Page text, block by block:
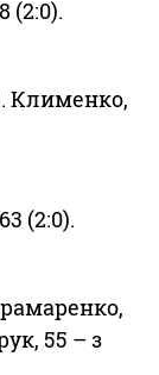
(2:0).
Клименко,
(2:0).
55 – з